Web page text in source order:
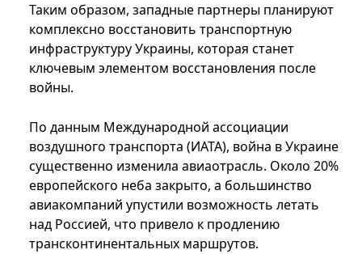
Таким образом, западные партнеры планируют
комплексно восстановить транспортную
инфраструктуру Украины, которая станет
ключевым элементом восстановления после
войны.
По данным Международной ассоциации
воздушного транспорта (ИАТА), война в Украине
существенно изменила авиаотрасль. Около 20%
европейского неба закрыто, а большинство
авиакомпаний упустили возможность летать
над Россией, что привело к продлению
трансконтинентальных маршрутов.